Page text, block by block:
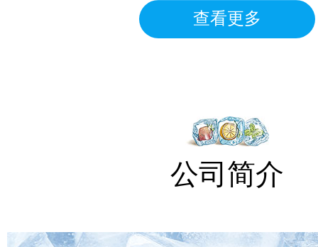
查看更多
公司简介